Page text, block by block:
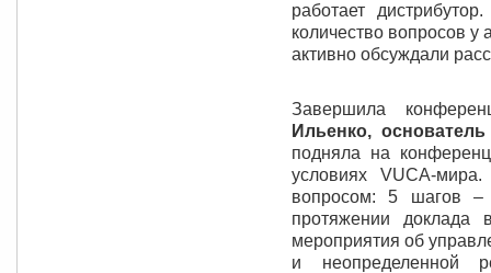
работает
количество вопросов у
активно обсуждали
Завершила
Ильенко,
подняла на
условиях VUCA-
вопросом: 5 шагов
протяжении доклада
мероприятия об
и неопределенной